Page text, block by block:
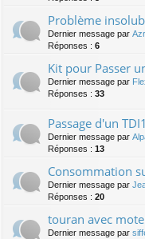
Problème
Dernier message par
Réponses : 6
Kit pour Passer
Dernier message par
Réponses : 33
Passage d'un
Dernier message par
Réponses : 13
Consommation
Dernier message par
Réponses : 20
touran avec
Dernier message par